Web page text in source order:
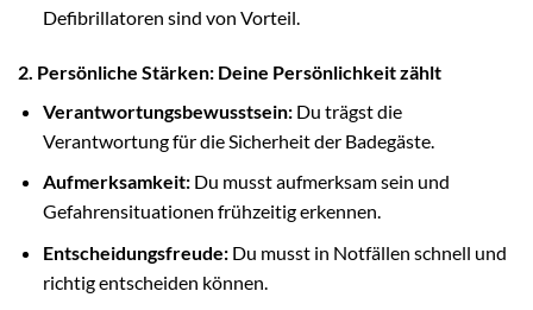
Defibrillatoren sind von Vorteil.
2. Persönliche Stärken: Deine Persönlichkeit zählt
Verantwortungsbewusstsein:Du trägst die
Verantwortung für die Sicherheit der Badegäste.
Aufmerksamkeit:Du musst aufmerksam sein und
Gefahrensituationen frühzeitig erkennen.
Entscheidungsfreude:Du musst in Notfällen schnell und
richtig entscheiden können.